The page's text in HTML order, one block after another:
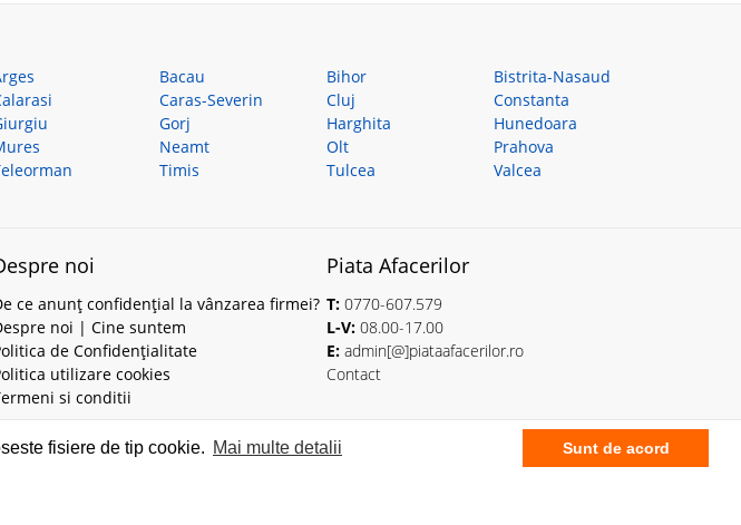
fisiere de tip cookie. Mai multe detalii Sunt de acord
Bacau Bihor
Bistrita-Nasaud
Caras-Severin Cluj
Constanta
Gorj Harghita
Hunedoara
Neamt Olt
Prahova
Timis Tulcea
Valcea
noi
ce anunț confidențial la vânzarea firmei?
noi | Cine suntem
de Confidențialitate
utilizare cookies
si conditii
Piata Afacerilor
T: 0770-607.579
L-V: 08.00-17.00
E: admin[@]piataafacerilor.ro
Contact